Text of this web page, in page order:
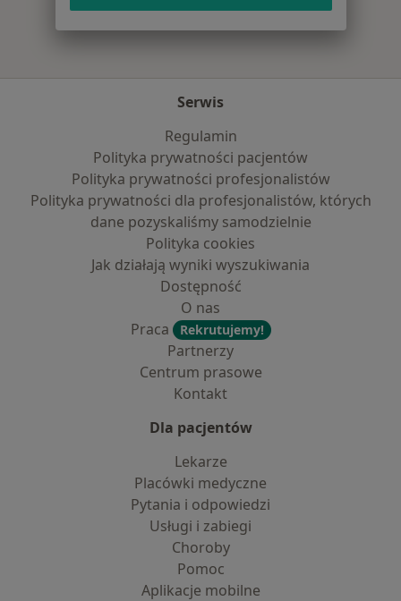
Serwis
Regulamin
Polityka prywatności pacjentów
Polityka prywatności profesjonalistów
Polityka prywatności dla profesjonalistów, których
dane pozyskaliśmy samodzielnie
Polityka cookies
Jak działają wyniki wyszukiwania
Dostępność
O nas
Praca
Rekrutujemy!
Partnerzy
Centrum prasowe
Kontakt
Dla pacjentów
Lekarze
Placówki medyczne
Pytania i odpowiedzi
Usługi i zabiegi
Choroby
Pomoc
Aplikacje mobilne